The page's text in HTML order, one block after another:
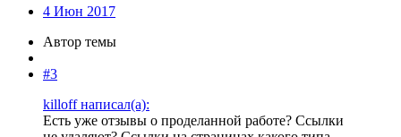
4 Июн 2017
Автор темы
#3
killoff написал(а):
Есть уже отзывы о проделанной работе? Ссылки